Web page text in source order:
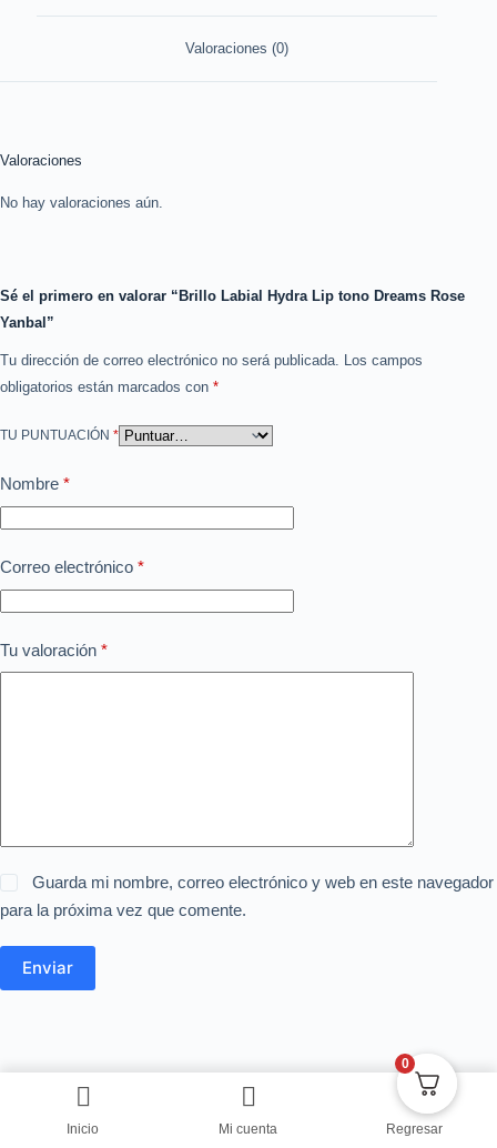
Valoraciones (0)
Valoraciones
No hay valoraciones aún.
Sé el primero en valorar “Brillo Labial Hydra Lip tono Dreams Rose
Yanbal”
Tu dirección de correo electrónico no será publicada. Los campos
obligatorios están marcados con *
TU PUNTUACIÓN *
Nombre *
Correo electrónico *
Tu valoración *
Guarda mi nombre, correo electrónico y web en este navegador
para la próxima vez que comente.
Enviar
Inicio Mi cuenta Regresar
0